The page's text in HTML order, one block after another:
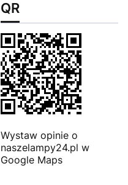
QR
Wystaw opinie o
naszelampy24.pl w
Google Maps